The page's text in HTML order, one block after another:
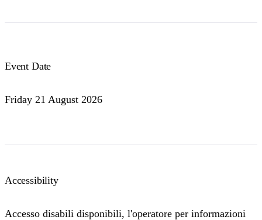
Event Date
Friday 21 August 2026
Accessibility
Accesso disabili disponibili, l'operatore per informazioni